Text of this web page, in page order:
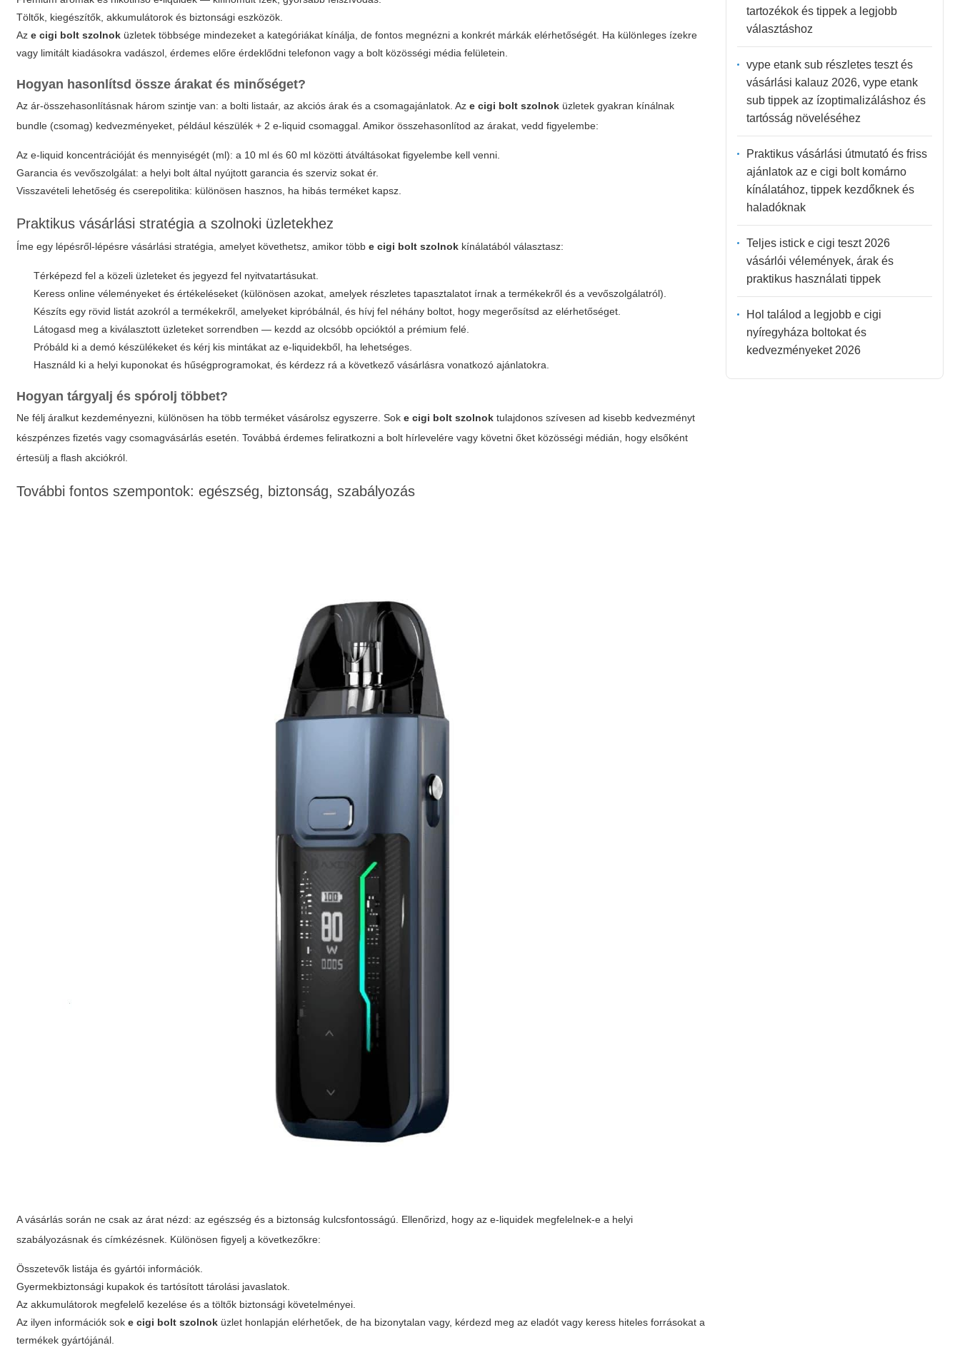
Töltők, kiegészítők, akkumulátorok és biztonsági eszközök.
Aze cigi bolt szolnok üzletek többsége mindezeket a kategóriákat kínálja, de fontos megnézni a konkrét márkák elérhetőségét. Ha különleges ízekre
vagy limitált kiadásokra vadászol, érdemes előre érdeklődni telefonon vagy a bolt közösségi média felületein.
Hogyan hasonlítsd össze árakat és minőséget?
Az ár-összehasonlításnak három szintje van: a bolti listaár, az akciós árak és a csomagajánlatok. Aze cigi bolt szolnok üzletek gyakran kínálnak
bundle (csomag) kedvezményeket, például készülék + 2 e-liquid csomaggal. Amikor összehasonlítod az árakat, vedd figyelembe:
Az e-liquid koncentrációját és mennyiségét (ml): a 10 ml és 60 ml közötti átváltásokat figyelembe kell venni.
Garancia és vevőszolgálat: a helyi bolt által nyújtott garancia és szerviz sokat ér.
Visszavételi lehetőség és cserepolitika: különösen hasznos, ha hibás terméket kapsz.
Praktikus vásárlási stratégia a szolnoki üzletekhez
Íme egy lépésről-lépésre vásárlási stratégia, amelyet követhetsz, amikor többe cigi bolt szolnok kínálatából választasz:
Térképezd fel a közeli üzleteket és jegyezd fel nyitvatartásukat.
Keress online véleményeket és értékeléseket (különösen azokat, amelyek részletes tapasztalatot írnak a termékekről és a vevőszolgálatról).
Készíts egy rövid listát azokról a termékekről, amelyeket kipróbálnál, és hívj fel néhány boltot, hogy megerősítsd az elérhetőséget.
Látogasd meg a kiválasztott üzleteket sorrendben — kezdd az olcsóbb opcióktól a prémium felé.
Próbáld ki a demó készülékeket és kérj kis mintákat az e-liquidekből, ha lehetséges.
Használd ki a helyi kuponokat és hűségprogramokat, és kérdezz rá a következő vásárlásra vonatkozó ajánlatokra.
Hogyan tárgyalj és spórolj többet?
Ne félj áralkut kezdeményezni, különösen ha több terméket vásárolsz egyszerre. Soke cigi bolt szolnok tulajdonos szívesen ad kisebb kedvezményt
készpénzes fizetés vagy csomagvásárlás esetén. Továbbá érdemes feliratkozni a bolt hírlevelére vagy követni őket közösségi médián, hogy elsőként
értesülj a flash akciókról.
További fontos szempontok: egészség, biztonság, szabályozás
A vásárlás során ne csak az árat nézd: az egészség és a biztonság kulcsfontosságú. Ellenőrizd, hogy az e-liquidek megfelelnek-e a helyi
szabályozásnak és címkézésnek. Különösen figyelj a következőkre:
Összetevők listája és gyártói információk.
Gyermekbiztonsági kupakok és tartósított tárolási javaslatok.
Az akkumulátorok megfelelő kezelése és a töltők biztonsági követelményei.
Az ilyen információk soke cigi bolt szolnok üzlet honlapján elérhetőek, de ha bizonytalan vagy, kérdezd meg az eladót vagy keress hiteles forrásokat a
termékek gyártójánál.
tartozékok és tippek a legjobb
választáshoz
vype etank sub részletes teszt és
vásárlási kalauz 2026, vype etank
sub tippek az ízoptimalizáláshoz és
tartósság növeléséhez
Praktikus vásárlási útmutató és friss
ajánlatok az e cigi bolt komárno
kínálatához, tippek kezdőknek és
haladóknak
Teljes istick e cigi teszt 2026
vásárlói vélemények, árak és
praktikus használati tippek
Hol találod a legjobb e cigi
nyíregyháza boltokat és
kedvezményeket 2026